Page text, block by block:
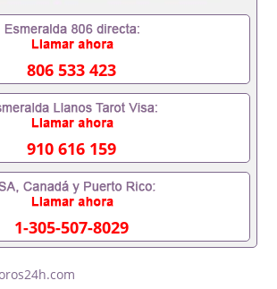
，OFFER，在读证明，学生卡等留学
学校、转学，甚至是申请工签都可以
，专业，学位，毕业时间都可以根据
国内找工作假的毕业证可以用吗
毕业证成绩单可以办学历认证吗
居国外需要办理什么材料551190476
企假的毕业证会查吗551190476入职
要些什么材料551190476办理假毕业
, 挂科拿不到毕业证怎么办, 毕业证丢
正常毕业怎么办理毕业证,没毕业可以
是否因为中途辍学、挂科而没有正常
您是否因为递交材料不齐而被拒之门
是否因没正常毕业而导致回国得不到
找工作没有文凭怎么办,怎么办理本
806 533 423
910 616 159
1-305-507-8029